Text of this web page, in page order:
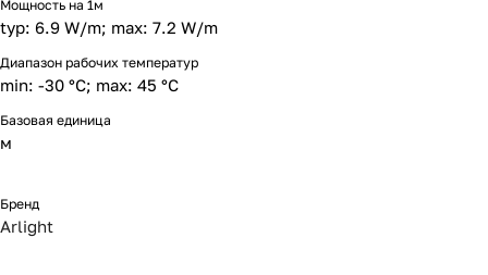
Мощность на 1м
typ: 6.9 W/m; max: 7.2 W/m
Диапазон рабочих температур
min: -30 °C; max: 45 °C
Базовая единица
м
Бренд
Arlight